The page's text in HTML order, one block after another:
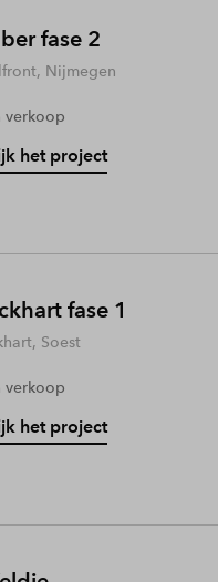
fase 2
Nijmegen
verkoop
het project
fase 1
Soest
verkoop
het project